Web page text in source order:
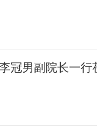
冠男副院长一